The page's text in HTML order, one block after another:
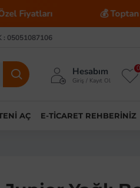
💰 Toptan
: 05051087106
Hesabım
Giriş / Kayıt Ol
0
AÇ E-TICARET REHBERINIZ